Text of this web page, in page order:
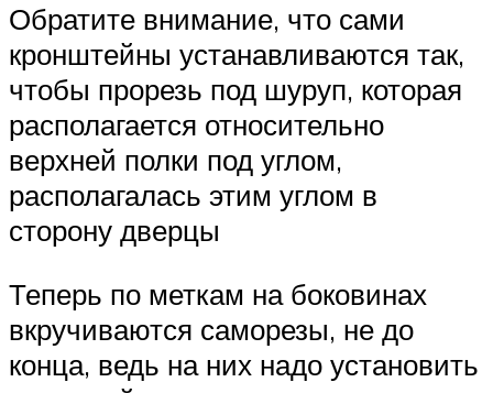
Обратите внимание, что сами
кронштейны устанавливаются так,
чтобы прорезь под шуруп, которая
располагается относительно
верхней полки под углом,
располагалась этим углом в
сторону дверцы
Теперь по меткам на боковинах
вкручиваются саморезы, не до
конца, ведь на них надо установить